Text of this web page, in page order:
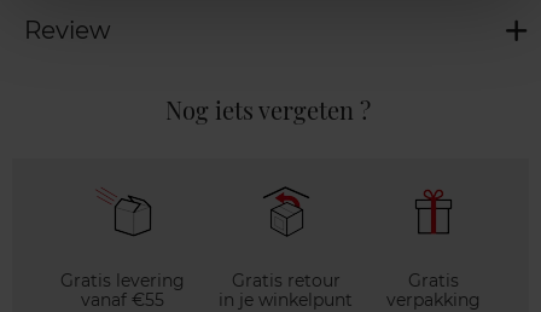
Review
Nog iets vergeten ?
Gratis levering
vanaf €55
Gratis retour
in je winkelpunt
Gratis
verpakking